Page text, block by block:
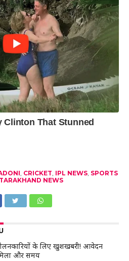
, CRICKET, IPL NEWS, SPORTS
NEWS
के लिए खुशखबरी! आवेदन
और समय